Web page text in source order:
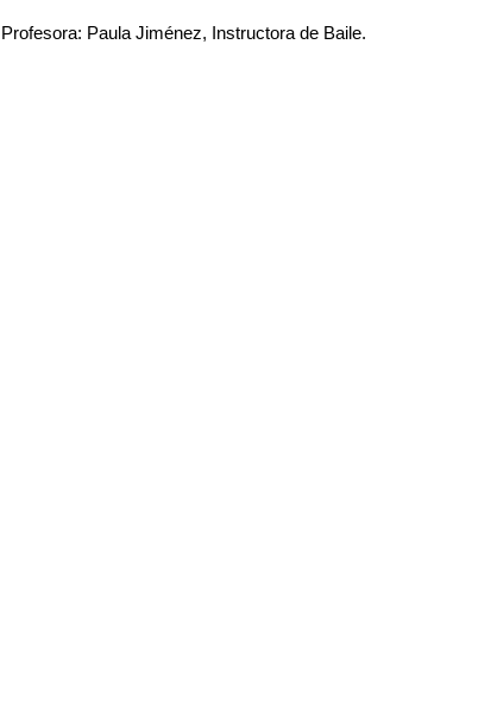
Profesora: Paula Jiménez, Instructora de Baile.